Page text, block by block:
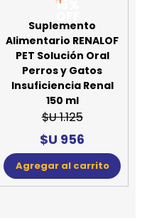
OFF
Suplemento
Alimentario RENALOF
PET Solución Oral
Perros y Gatos